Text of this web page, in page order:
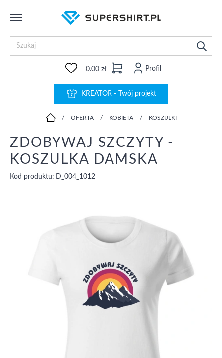
0.00 zł Profil
KREATOR - Twój projekt
/ OFERTA / KOBIETA / KOSZULKI
ZDOBYWAJ SZCZYTY -
KOSZULKA DAMSKA
Kod produktu: D_004_1012